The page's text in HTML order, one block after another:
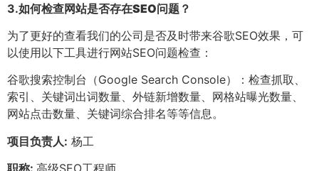
3.如何检查网站是否存在SEO问题？
为了更好的查看我们的公司是否及时带来谷歌SEO效果，可
以使用以下工具进行网站SEO问题检查：
谷歌搜索控制台（Google Search Console）：检查抓取、
索引、关键词出词数量、外链新增数量、网格站曝光数量、
网站点击数量、关键词综合排名等等信息。
项目负责人: 杨工